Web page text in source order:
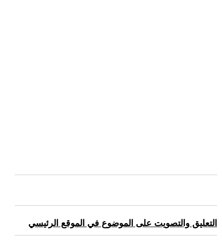
التعليق والتصويت على الموضوع في الموقع الرئيسي